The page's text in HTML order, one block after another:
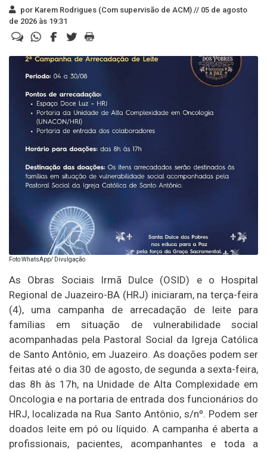
por Karem Rodrigues (Com supervisão de ACM) // 05 de agosto
de 2026 às 19:31
Foto:WhatsApp/ Divulgação
As Obras Sociais Irmã Dulce (OSID) e o Hospital
Regional de Juazeiro-BA (HRJ) iniciaram, na terça-feira
(4), uma campanha de arrecadação de leite para
famílias em situação de vulnerabilidade social
acompanhadas pela Pastoral Social da Igreja Católica
de Santo Antônio, em Juazeiro. As doações podem ser
feitas até o dia 30 de agosto, de segunda a sexta-feira,
das 8h às 17h, na Unidade de Alta Complexidade em
Oncologia e na portaria de entrada dos funcionários do
HRJ, localizada na Rua Santo Antônio, s/nº. Podem ser
doados leite em pó ou líquido. A campanha é aberta a
profissionais, pacientes, acompanhantes e toda a